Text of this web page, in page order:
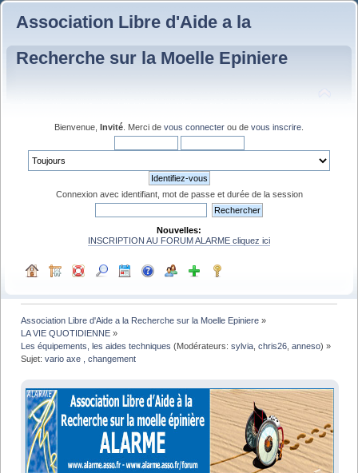
Association Libre d'Aide a la
Recherche sur la Moelle Epiniere
Bienvenue, Invité . Merci de vous connecter ou de vous inscrire
Connexion avec identifiant, mot de passe et durée de la session
Nouvelles:
INSCRIPTION AU FORUM ALARME cliquez ici
Association Libre d'Aide a la Recherche sur la Moelle Epiniere »
LA VIE QUOTIDIENNE »
Les équipements, les aides techniques (Modérateurs:sylvia ,chris26 ,anneso) »
Sujet:vario axe , changement